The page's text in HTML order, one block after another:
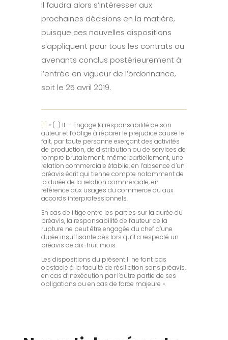
Il faudra alors s’intéresser aux
prochaines décisions en la matière,
puisque ces nouvelles dispositions
s’appliquent pour tous les contrats ou
avenants conclus postérieurement à
l’entrée en vigueur de l’ordonnance,
soit le 25 avril 2019.
[1] « (…) II. – Engage la responsabilité de son
auteur et l’oblige à réparer le préjudice causé le
fait, par toute personne exerçant des activités
de production, de distribution ou de services de
rompre brutalement, même partiellement, une
relation commerciale établie, en l’absence d’un
préavis écrit qui tienne compte notamment de
la durée de la relation commerciale, en
référence aux usages du commerce ou aux
accords interprofessionnels.
En cas de litige entre les parties sur la durée du
préavis, la responsabilité de l’auteur de la
rupture ne peut être engagée du chef d’une
durée insuffisante dès lors qu’il a respecté un
préavis de dix-huit mois.
Les dispositions du présent II ne font pas
obstacle à la faculté de résiliation sans préavis,
en cas d’inexécution par l’autre partie de ses
obligations ou en cas de force majeure ».